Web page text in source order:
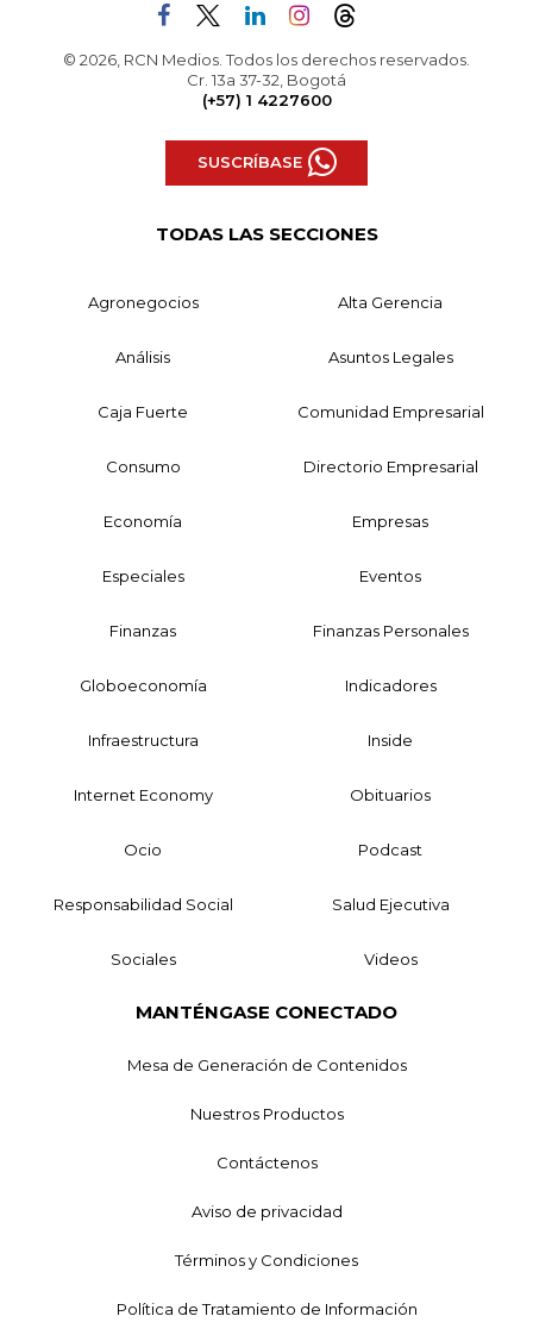
© 2026, RCN Medios. Todos los derechos reservados.
Cr. 13a 37-32, Bogotá
(+57) 1 4227600
SUSCRÍBASE
TODAS LAS SECCIONES
Agronegocios Alta Gerencia
Análisis Asuntos Legales
Caja Fuerte Comunidad Empresarial
Consumo Directorio Empresarial
Economía Empresas
Especiales Eventos
Finanzas Finanzas Personales
Globoeconomía Indicadores
Infraestructura Inside
Internet Economy Obituarios
Ocio Podcast
Responsabilidad Social Salud Ejecutiva
Sociales Videos
MANTÉNGASE CONECTADO
Mesa de Generación de Contenidos
Nuestros Productos
Contáctenos
Aviso de privacidad
Términos y Condiciones
Política de Tratamiento de Información